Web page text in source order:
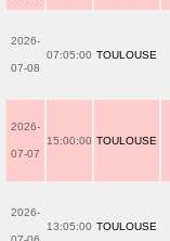
2026-
07-08
07:05:00 TOULOUSE
2026-
07-07
15:00:00 TOULOUSE
2026-
13:05:00 TOULOUSE